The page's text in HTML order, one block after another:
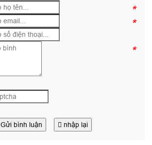
*
*
*
Gửi bình luận nhập lại